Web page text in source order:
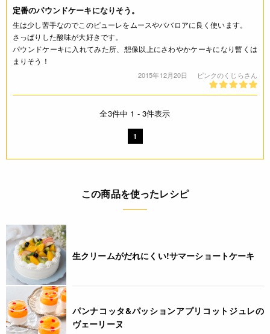
定番のパウンドケーキになりそう。
生は少し苦手なのでこのピューレをムースやババロアに良く使います。
さっぱりした酸味が大好きです。
パウンドケーキに入れてみた所、想像以上にさわやかケーキになり暫くは
まりそう！
2015年12月20日 ピンクのくじらさん
全3件中 1 - 3件表示
1
この商品を使ったレシピ
生クリームがだれにくい!サマーショートケーキ
パンナコッタ&パッションアプリコットジュレの
ヴェーリーヌ